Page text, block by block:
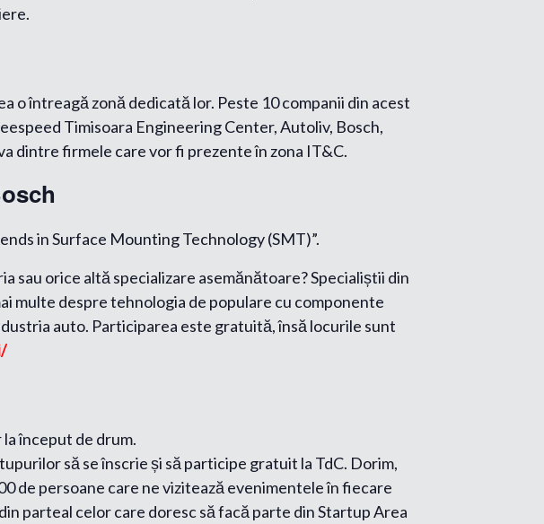
o întreagă zonă dedicată lor. Peste 10 companii din acest
Timisoara Engineering Center, Autoliv, Bosch,
dintre firmele care vor fi prezente în zona IT&C.
in Surface Mounting Technology (SMT)”.
sau orice altă specializare asemănătoare? Specialiștii din
multe despre tehnologia de populare cu componente
auto. Participarea este gratuită, însă locurile sunt
început de drum.
să se înscrie și să participe gratuit la TdC. Dorim,
de persoane care ne vizitează evenimentele în fiecare
parteal celor care doresc să facă parte din Startup Area